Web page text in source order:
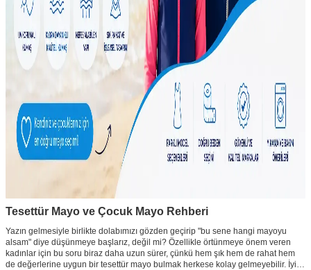
Tesettür Mayo ve Çocuk Mayo Rehberi
Yazın gelmesiyle birlikte dolabımızı gözden geçirip "bu sene hangi mayoyu
alsam" diye düşünmeye başlarız, değil mi? Özellikle örtünmeye önem veren
kadınlar için bu soru biraz daha uzun sürer, çünkü hem şık hem de rahat hem
de değerlerine uygun bir tesettür mayo bulmak herkese kolay gelmeyebilir. İyi